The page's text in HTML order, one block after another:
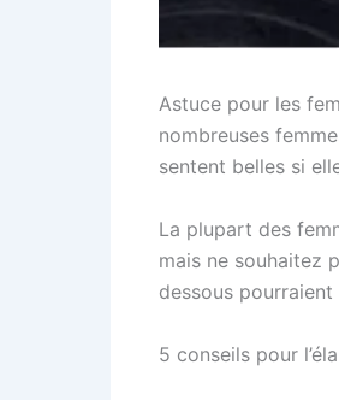
Astuce pour les
nombreuses
sentent belles si
La plupart des
mais ne souhaitez
dessous
5 conseils pour